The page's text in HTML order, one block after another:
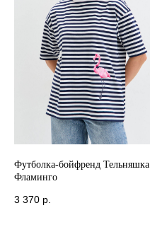
Футболка-бойфренд Тельняшка
Фламинго
3 370 р.